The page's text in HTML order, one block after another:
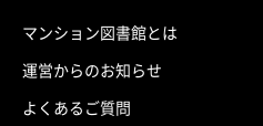
マンション図書館とは
運営からのお知らせ
よくあるご質問